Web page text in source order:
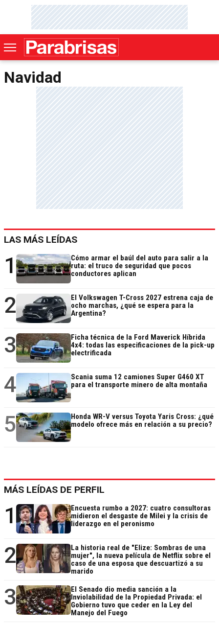
Navidad
LAS MÁS LEÍDAS
1
Cómo armar el baúl del auto para salir a la
ruta: el truco de seguridad que pocos
conductores aplican
2
El Volkswagen T-Cross 2027 estrena caja de
ocho marchas, ¿qué se espera para la
Argentina?
3
Ficha técnica de la Ford Maverick Híbrida
4x4: todas las especificaciones de la pick-up
electrificada
4
Scania suma 12 camiones Super G460 XT
para el transporte minero de alta montaña
5
Honda WR-V versus Toyota Yaris Cross: ¿qué
modelo ofrece más en relación a su precio?
MÁS LEÍDAS DE PERFIL
1
Encuesta rumbo a 2027: cuatro consultoras
midieron el desgaste de Milei y la crisis de
liderazgo en el peronismo
2
La historia real de "Elize: Sombras de una
mujer", la nueva película de Netflix sobre el
caso de una esposa que descuartizó a su
marido
3
El Senado dio media sanción a la
Inviolabilidad de la Propiedad Privada: el
Gobierno tuvo que ceder en la Ley del
Manejo del Fuego